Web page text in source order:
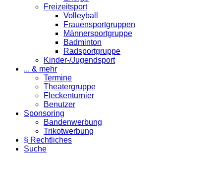
Freizeitsport
Volleyball
Frauensportgruppen
Männersportgruppe
Badminton
Radsportgruppe
Kinder-/Jugendsport
... & mehr
Termine
Theatergruppe
Fleckenturnier
Benutzer
Sponsoring
Bandenwerbung
Trikotwerbung
§ Rechtliches
Suche